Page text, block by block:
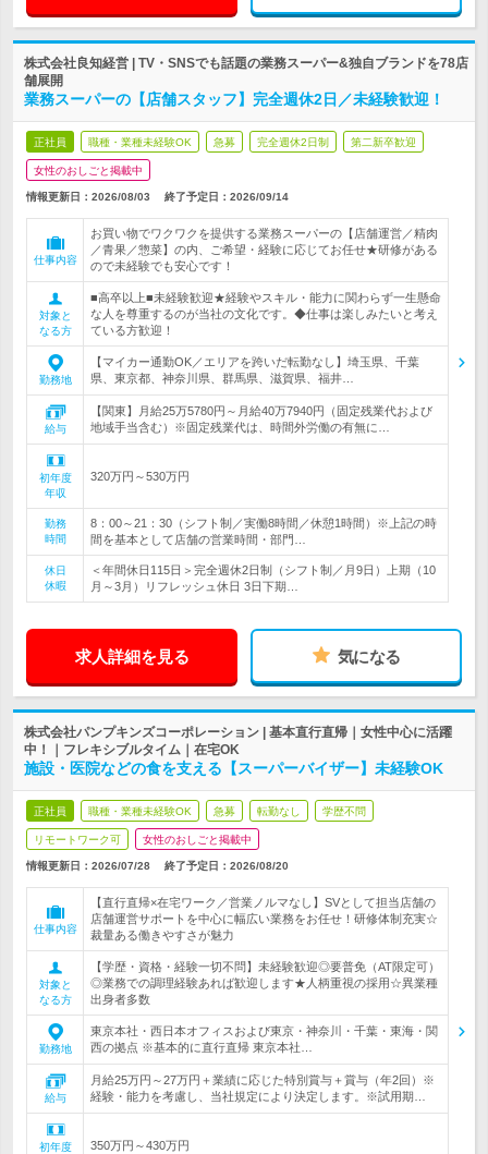
株式会社良知経営 | TV・SNSでも話題の業務スーパー&独自ブランドを78店
舗展開
業務スーパーの【店舗スタッフ】完全週休2日／未経験歓迎！
正社員 職種・業種未経験OK 急募 完全週休2日制 第二新卒歓迎
女性のおしごと掲載中
情報更新日：2026/08/03 終了予定日： 2026/09/14
仕事内容
お買い物でワクワクを提供する業務スーパーの【店舗運営／精肉
／青果／惣菜】の内、ご希望・経験に応じてお任せ★研修がある
ので未経験でも安心です！
対象と
なる方
■高卒以上■未経験歓迎★経験やスキル・能力に関わらず一生懸命
な人を尊重するのが当社の文化です。◆仕事は楽しみたいと考え
ている方歓迎！
勤務地
【マイカー通勤OK／エリアを跨いだ転勤なし】埼玉県、千葉
県、東京都、神奈川県、群馬県、滋賀県、福井…
給与
【関東】月給25万5780円～月給40万7940円（固定残業代および
地域手当含む）※固定残業代は、時間外労働の有無に…
初年度
年収
320万円～530万円
勤務
時間
8：00～21：30（シフト制／実働8時間／休憩1時間）※上記の時
間を基本として店舗の営業時間・部門…
休日
休暇
＜年間休日115日＞完全週休2日制（シフト制／月9日）上期（10
月～3月）リフレッシュ休日 3日下期…
求人詳細を見る 気になる
株式会社パンプキンズコーポレーション | 基本直行直帰｜女性中心に活躍
中！｜フレキシブルタイム｜在宅OK
施設・医院などの食を支える【スーパーバイザー】未経験OK
正社員 職種・業種未経験OK 急募 転勤なし 学歴不問
リモートワーク可 女性のおしごと掲載中
情報更新日：2026/07/28 終了予定日： 2026/08/20
仕事内容
【直行直帰×在宅ワーク／営業ノルマなし】SVとして担当店舗の
店舗運営サポートを中心に幅広い業務をお任せ！研修体制充実☆
裁量ある働きやすさが魅力
対象と
なる方
【学歴・資格・経験一切不問】未経験歓迎◎要普免（AT限定可）
◎業務での調理経験あれば歓迎します★人柄重視の採用☆異業種
出身者多数
勤務地
東京本社・西日本オフィスおよび東京・神奈川・千葉・東海・関
西の拠点 ※基本的に直行直帰 東京本社…
給与
月給25万円～27万円＋業績に応じた特別賞与＋賞与（年2回）※
経験・能力を考慮し、当社規定により決定します。※試用期…
初年度
350万円～430万円